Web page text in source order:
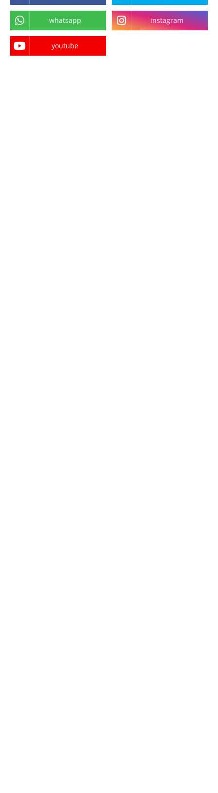
whatsapp instagram
youtube